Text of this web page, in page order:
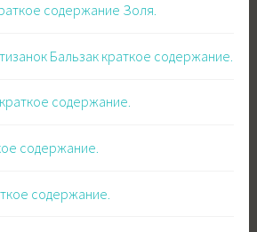
содержание Золя.
Бальзак краткое содержание.
содержание.
содержание.
содержание.